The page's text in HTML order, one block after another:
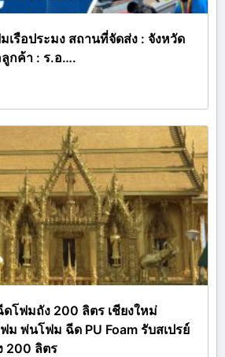
เรือประมง สถานที่จัดส่ง : จังหวัด
กค้า : ร.อ….
โฟมถัง 200 ลิตร เชียงใหม่
ม พ่นโฟม ฉีด PU Foam รับสเปรย์
200 ลิตร